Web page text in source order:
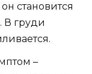
становится
В груди
–